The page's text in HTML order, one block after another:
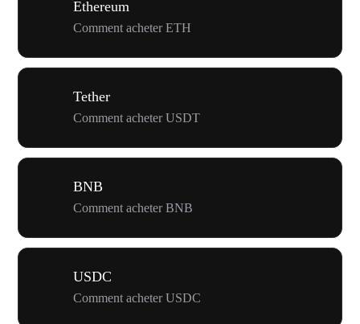
Ethereum
Comment acheter ETH
Tether
Comment acheter USDT
BNB
Comment acheter BNB
USDC
Comment acheter USDC